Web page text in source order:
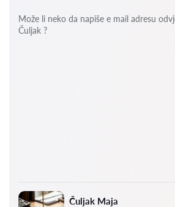
Čuljak Maja
Može li neko da napiše e mail adresu
Čuljak ?